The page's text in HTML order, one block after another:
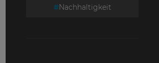
Nachhaltigkeit